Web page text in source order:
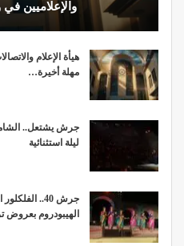
والإعلاميين في
هيأة الإعلام
مهلة أخيرة…
جرش يشتعل..
ليلة استثنائية
جرش 40..
الهيبودروم بعروض